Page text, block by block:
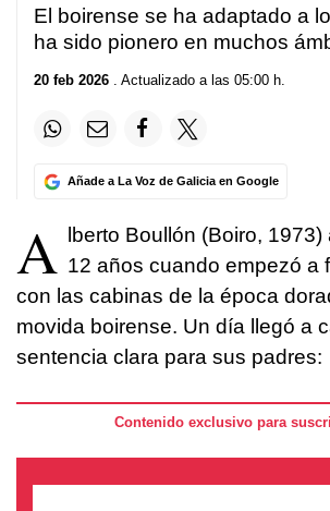
El boirense se ha adaptado a
ha sido pionero en muchos
20 feb 2026 . Actualizado a las 05:00 h.
Añade a La Voz de Galicia en Google
A
lberto Boullón (Boiro,
12 años cuando empezó a
con las cabinas de la época
movida boirense. Un día llegó a
sentencia clara para sus padres:
Contenido exclusivo para